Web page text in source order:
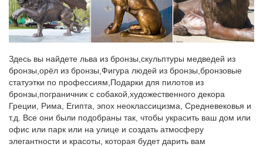
магазине Фабрика Желаний. Широкий ассортимент.
Фигурки собак символ 2018 года купить в Москве…
на Новый Год > Сувениры с символом 2018 года > Фигурки
собак символ 2018 года.Цена 1 999 руб. Купить. -50% Артикул:
60072 Статуэтка собаки Боксер в галстуке.
Символ 2018 года Собака с бесплатной доставкой
Большая фигура собаки "Мастиф". Артикул: 713017.Кол-во: 4
670 руб. Статуэтка собаки "Спаниель".Успейте купить символ
Здесь вы найдете льва из бронзы,скульптуры медведей из
бронзы,орёл из бронзы,Фигура людей из бронзы,бронзовые
статуэтки по профессиям,Подарки для пилотов из
бронзы,пограничник с собакой,художественного декора
Греции, Рима, Египта, эпох неоклассицизма, Средневековья и
т.д. Все они были подобраны так, чтобы украсить ваш дом или
офис или парк или на улице и создать атмосферу
элегантности и красоты, которая будет дарить вам